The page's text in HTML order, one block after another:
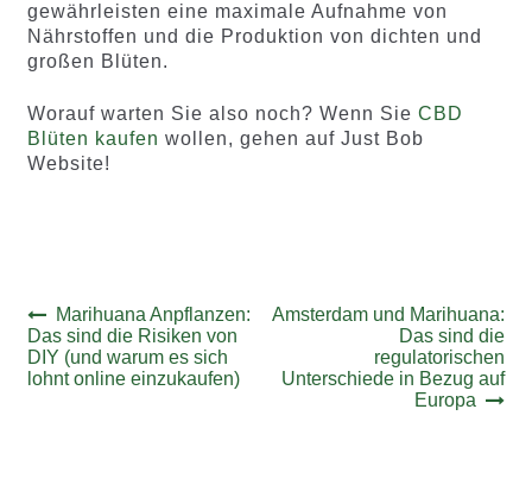
gewährleisten eine maximale Aufnahme von
Nährstoffen und die Produktion von dichten und
großen Blüten.
Worauf warten Sie also noch? Wenn Sie CBD
Blüten kaufen wollen, gehen auf Just Bob
Website!
Beitrags-
Navigation
Vorheriger
Beitrag:
Marihuana Anpflanzen:
Das sind die Risiken von
DIY (und warum es sich
lohnt online einzukaufen)
Nächster
Amsterdam und Marihuana:
Das sind die
regulatorischen
Unterschiede in Bezug auf
Europa